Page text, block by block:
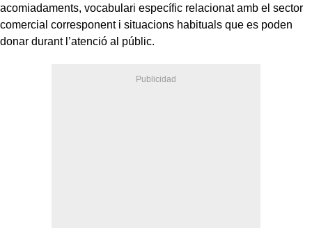
acomiadaments, vocabulari específic relacionat amb el sector
comercial corresponent i situacions habituals que es poden
donar durant l’atenció al públic.